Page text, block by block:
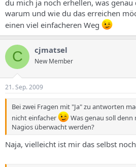
du mich ja noch erhellen, was
warum und wie du das erreichen
einen viel einfacheren Weg
C cjmatsel
New Member
21. Sep. 2009
Bei zwei Fragen mit "Ja" zu antworten
nicht einfacher
Was genau soll denn
Nagios überwacht werden?
Naja, vielleicht ist mir das selbst